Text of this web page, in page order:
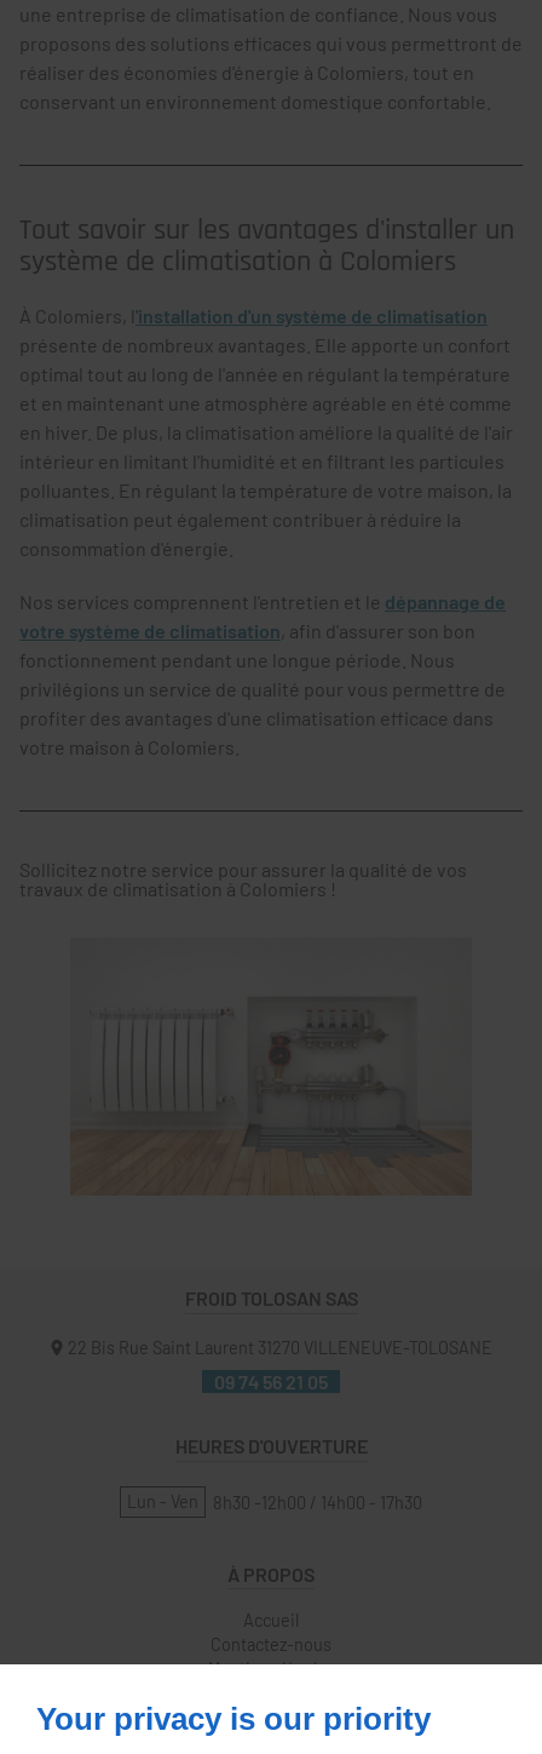
une entreprise de climatisation de confiance. Nous vous
proposons des solutions efficaces qui vous permettront de
réaliser des économies d'énergie à Colomiers, tout en
conservant un environnement domestique confortable.
Tout savoir sur les avantages d'installer un
système de climatisation à Colomiers
À Colomiers, l 'installation d'un système de climatisation
présente de nombreux avantages. Elle apporte un confort
optimal tout au long de l'année en régulant la température
et en maintenant une atmosphère agréable en été comme
en hiver. De plus, la climatisation améliore la qualité de l'air
intérieur en limitant l'humidité et en filtrant les particules
polluantes. En régulant la température de votre maison, la
climatisation peut également contribuer à réduire la
consommation d'énergie.
Nos services comprennent l'entretien et le dépannage de
votre système de climatisation , afin d'assurer son bon
fonctionnement pendant une longue période. Nous
privilégions un service de qualité pour vous permettre de
profiter des avantages d'une climatisation efficace dans
votre maison à Colomiers.
Sollicitez notre service pour assurer la qualité de vos
travaux de climatisation à Colomiers !
FROID TOLOSAN SAS
22 Bis Rue Saint Laurent 31270 VILLENEUVE-TOLOSANE
09 74 56 21 05
HEURES D'OUVERTURE
Lun - Ven 8h30 -12h00 / 14h00 - 17h30
À PROPOS
Accueil
Contactez-nous
Mentions légales
Your privacy is our priority